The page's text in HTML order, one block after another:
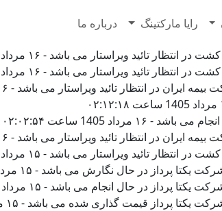
رایا مارکتینگ درباره ما
ویراستار می باشد - ۱۶ مرداد 1405 ساعت ۰۵:۰۵:۳۹
ویراستار می باشد - ۱۶ مرداد 1405 ساعت ۰۳:۵۰:۱۵
تائید ویراستار می باشد - ۱۶ مرداد 1405 ساعت ۰۲:۴۵:۱۰
1405 ساعت ۰۲:۰۲:۵۴
تائید ویراستار می باشد - ۱۶ مرداد 1405 ساعت ۰۰:۱۷:۳۴
ویراستار می باشد - ۱۵ مرداد 1405 ساعت ۲۲:۲۳:۲۷
در حال نگارش می باشد - ۱۵ مرداد 1405 ساعت ۲۲:۱۴:۰۶
در حال انجام می باشد - ۱۵ مرداد 1405 ساعت ۲۱:۲۶:۲۹
قیمت گذاری شده می باشد - ۱۵ مرداد 1405 ساعت ۲۱:۲۵:۳۲